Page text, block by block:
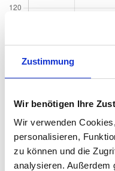
Zustimmung
Wir benötigen Ihre
Wir verwenden
personalisieren,
zu können und die
analysieren. Außerdem